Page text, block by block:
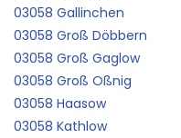
03058 Gallinchen
03058 Groß Döbbern
03058 Groß Gaglow
03058 Groß Oßnig
03058 Haasow
03058 Kathlow